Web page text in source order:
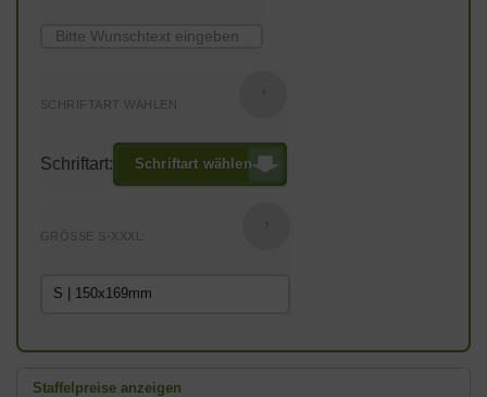
SCHRIFTART WÄHLEN
Schriftart: Schriftart wählen
GRÖSSE S-XXXL:
Staffelpreise anzeigen